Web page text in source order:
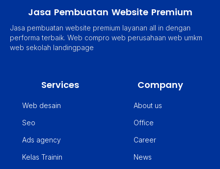
Jasa Pembuatan Website Premium
Jasa pembuatan website premium layanan all in dengan
performa terbaik. Web compro web perusahaan web umkm
web sekolah landingpage
Services
Web desain
Seo
Ads agency
Kelas Trainin
Company
About us
Office
Career
News